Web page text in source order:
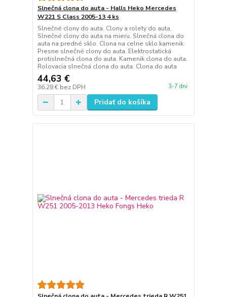
Slnečná clona do auta - Halls Heko Mercedes
W221 S Class 2005-13 4 ks
Slnečné clony do auta. Clony a rolety do auta.
Slnečné clony do auta na mieru. Slnečná clona do
auta na predné sklo. Clona na celne sklo kamenik.
Presne slnečné clony do auta. Elektrostatická
protislnečná clona do auta. Kamenik clona do auta.
Rolovacia slnečná clona do auta. Clona do auta
44,63 €
36,28 € bez DPH 3-7 dni
Pridať do košíka